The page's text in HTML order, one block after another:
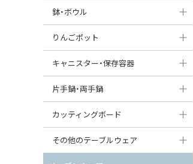
コーヒードリッパー
すべて見る
大皿（24cm〜）
中皿（18〜24cm）
丸皿
スープ皿
鉢・ボウル
大鉢（21cm〜）
中鉢（16〜21cm）
丸鉢・どんぶり・ボウル
茶碗
りんごポット
りんごポット
りんごポット小
キャニスター・保存容器
キャニスター
つぼ
片手鍋・両手鍋
ソースパン（片手鍋）
スープチュリーン
カッティングボード
角型カッティングボード
丸型カッティングボード
その他のテーブルウェア